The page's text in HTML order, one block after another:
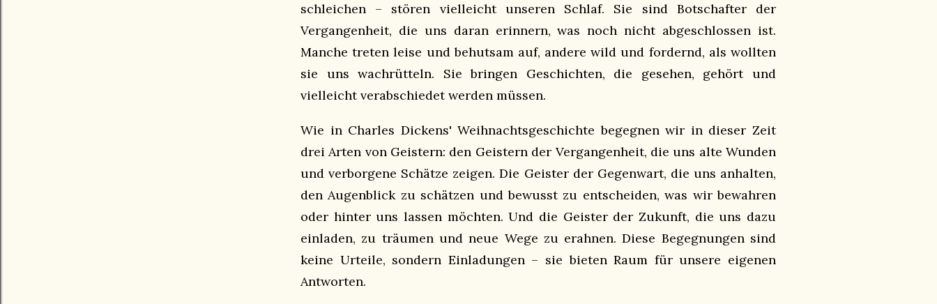
schleichen – stören vielleicht unseren Schlaf. Sie sind Botschafter der
Vergangenheit, die uns daran erinnern, was noch nicht abgeschlossen ist.
Manche treten leise und behutsam auf, andere wild und fordernd, als wollten
sie uns wachrütteln. Sie bringen Geschichten, die gesehen, gehört und
vielleicht verabschiedet werden müssen.
Wie in Charles Dickens' Weihnachtsgeschichte begegnen wir in dieser Zeit
drei Arten von Geistern: den Geistern der Vergangenheit, die uns alte Wunden
und verborgene Schätze zeigen. Die Geister der Gegenwart, die uns anhalten,
den Augenblick zu schätzen und bewusst zu entscheiden, was wir bewahren
oder hinter uns lassen möchten. Und die Geister der Zukunft, die uns dazu
einladen, zu träumen und neue Wege zu erahnen. Diese Begegnungen sind
keine Urteile, sondern Einladungen – sie bieten Raum für unsere eigenen
Antworten.